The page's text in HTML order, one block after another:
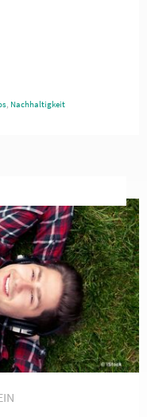
, Nachhaltigkeit